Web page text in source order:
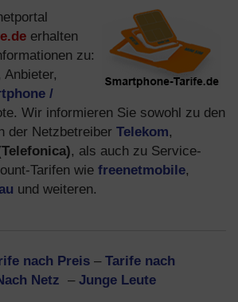
erhalten
zu:
Anbieter,
/
Wir informieren Sie sowohl zu den
der Netzbetreiber Telekom,
, als auch zu Service-
Tarifen wie freenetmobile,
und weiteren.
nach Preis – Tarife nach
Netz – Junge Leute